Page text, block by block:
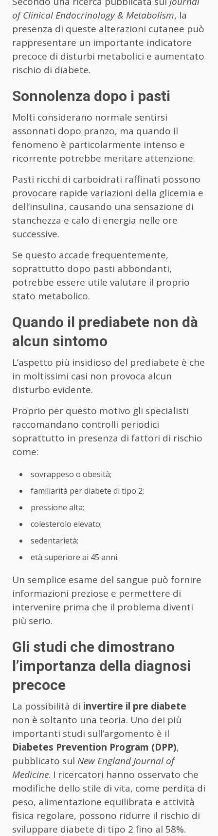
of Clinical Endocrinology & Metabolism, la
presenza di queste alterazioni cutanee può
rappresentare un importante indicatore
precoce di disturbi metabolici e aumentato
rischio di diabete.
Sonnolenza dopo i pasti
Molti considerano normale sentirsi
assonnati dopo pranzo, ma quando il
fenomeno è particolarmente intenso e
ricorrente potrebbe meritare attenzione.
Pasti ricchi di carboidrati raffinati possono
provocare rapide variazioni della glicemia e
dell’insulina, causando una sensazione di
stanchezza e calo di energia nelle ore
successive.
Se questo accade frequentemente,
soprattutto dopo pasti abbondanti,
potrebbe essere utile valutare il proprio
stato metabolico.
Quando il prediabete non dà
alcun sintomo
L’aspetto più insidioso del prediabete è che
in moltissimi casi non provoca alcun
disturbo evidente.
Proprio per questo motivo gli specialisti
raccomandano controlli periodici
soprattutto in presenza di fattori di rischio
come:
sovrappeso o obesità;
familiarità per diabete di tipo 2;
pressione alta;
colesterolo elevato;
sedentarietà;
età superiore ai 45 anni.
Un semplice esame del sangue può fornire
informazioni preziose e permettere di
intervenire prima che il problema diventi
più serio.
Gli studi che dimostrano
l’importanza della diagnosi
precoce
La possibilità di invertire il pre diabete
non è soltanto una teoria. Uno dei più
importanti studi sull’argomento è il
Diabetes Prevention Program (DPP),
pubblicato sul New England Journal of
Medicine. I ricercatori hanno osservato che
modifiche dello stile di vita, come perdita di
peso, alimentazione equilibrata e attività
fisica regolare, possono ridurre il rischio di
sviluppare diabete di tipo 2 fino al 58%.